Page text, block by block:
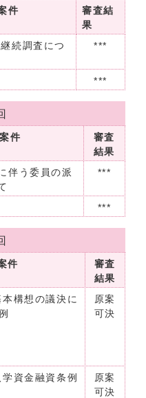
件
審査結
果
続調査につ
***
***
件
審査
結果
伴う委員の派
***
***
件
審査
結果
構想の議決に
原案
可決
資金融資条例
原案
可決